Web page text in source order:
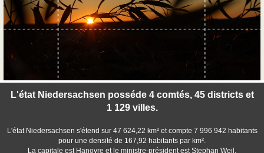
L'état Niedersachsen posséde 4 comtés, 45 districts et
1 129 villes.
L'état Niedersachsen s'étend sur 47 624,22 km² et compte 7 996 942 habitants
pour une densité de 167,92 habitants par km².
La capitale est Hanovre et le ministre-président est Stephan Weil.